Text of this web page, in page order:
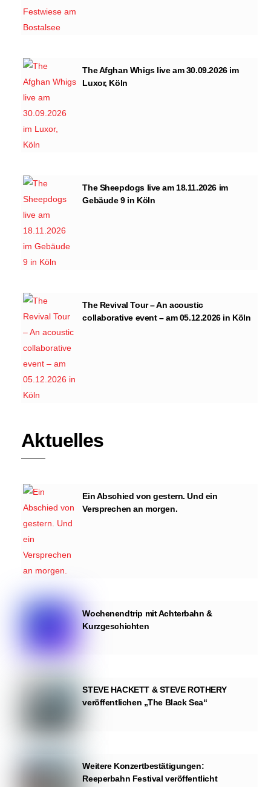
The Afghan Whigs live am 30.09.2026 im
Luxor, Köln
The Sheepdogs live am 18.11.2026 im
Gebäude 9 in Köln
The Revival Tour – An acoustic
collaborative event – am 05.12.2026 in Köln
Aktuelles
Ein Abschied von gestern. Und ein
Versprechen an morgen.
Wochenendtrip mit Achterbahn &
Kurzgeschichten
STEVE HACKETT & STEVE ROTHERY
veröffentlichen „The Black Sea“
Weitere Konzertbestätigungen:
Reeperbahn Festival veröffentlicht